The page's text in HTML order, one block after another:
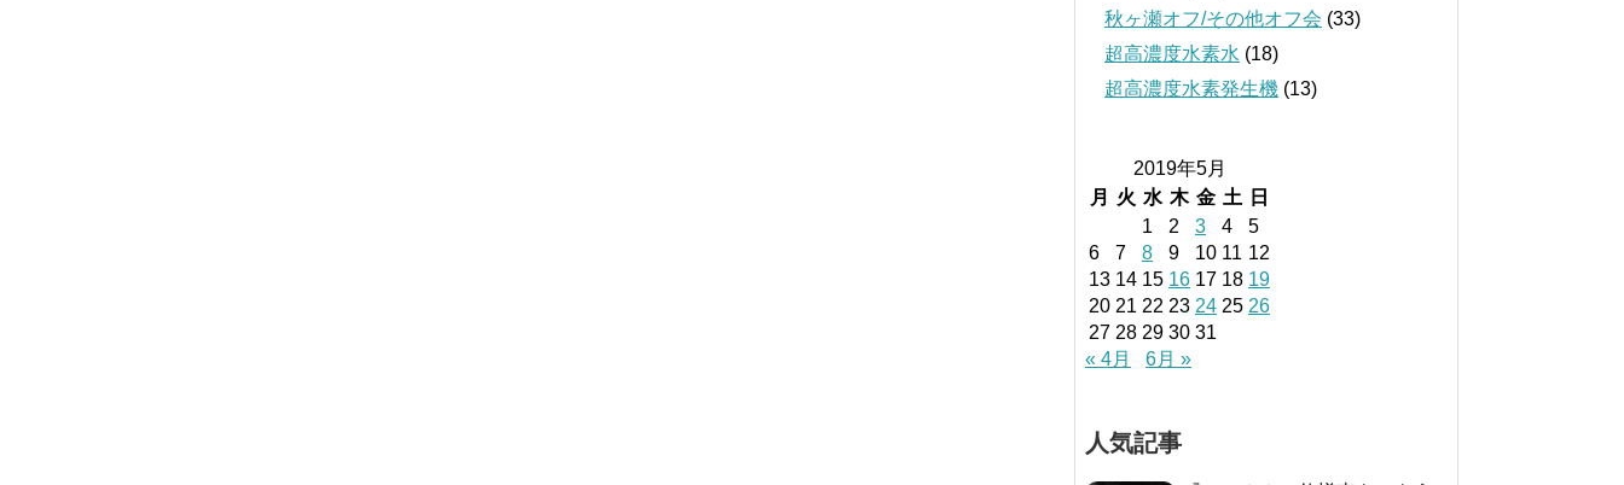
秋ヶ瀬オフ/その他オフ会 (33)
超高濃度水素水 (18)
超高濃度水素発生機 (13)
2019年5月
月
火 水 木 金 土
日
1
2 3 4
5
6
7 8 9 10 11 12
13 14 15 16 17 18 19
20 21 22 23 24 25 26
27 28 29 30 31
« 4月
6月 »
人気記事